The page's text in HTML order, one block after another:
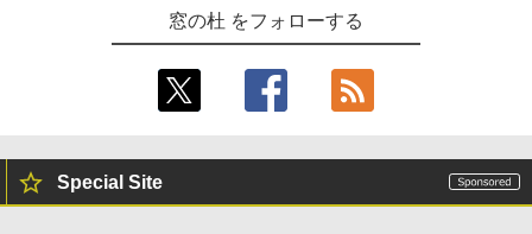
出す プロンプトの言葉 AI画像生成シリー
ズ (はぴーイラストLabo)
￥480
非エンジニア 初心者 素人 でも安心 使い
方 マニュアル AI副業にもコンテンツ作成
にもKindle出版にも！ 非エンジニアのた
Amazon Kindle - 目に優しい、かさばら
ない、大きな画面で読みやすい、6週間持
書籍リーダー、ブラック、16GB、広告な
Kindle Paperwhite シグニチャーエディ
窓の杜 をフォローする
Special Site